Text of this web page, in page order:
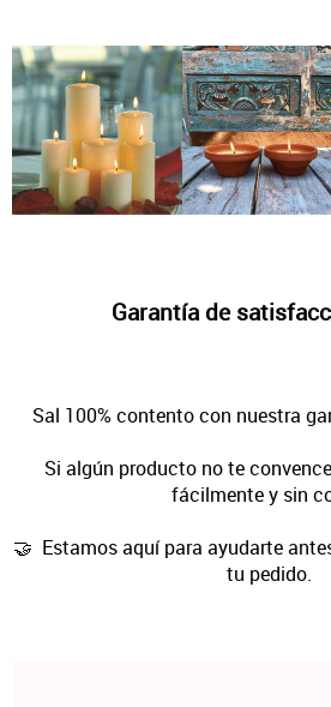
Garantía de
Sal 100% contento con nuestra
Si algún producto no te
fácilmente y sin
🤝 Estamos aquí para ayudarte
tu pedido.